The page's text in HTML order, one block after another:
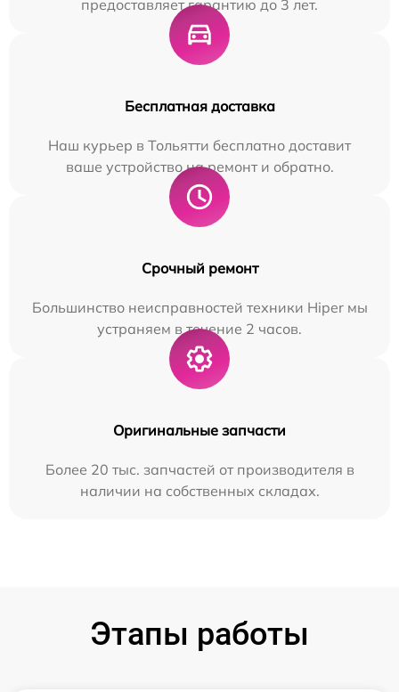
предоставляет гарантию до 3 лет.
Бесплатная доставка
Наш курьер в Тольятти бесплатно доставит
ваше устройство на ремонт и обратно.
Срочный ремонт
Большинство неисправностей техники Hiper мы
устраняем в течение 2 часов.
Оригинальные запчасти
Более 20 тыс. запчастей от производителя в
наличии на собственных складах.
Этапы работы